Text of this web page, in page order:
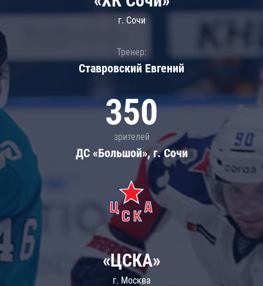
г. Сочи
Тренер:
Ставровский Евгений
350
зрителей
ДС «Большой», г. Сочи
«ЦСКА»
г. Москва